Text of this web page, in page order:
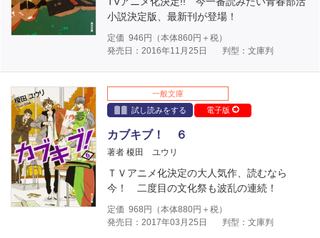
小説決定版、最新刊が登場！
定価 946 円（本体860円＋税）
発売日：2016年11月25日
判型：文庫判
一般文庫
試し読みをする
電子版
カブキブ！ ６
著者 榎田 ユウリ
ＴＶアニメ化決定の大人気作、読むなら
今！ 二度目の文化祭も波乱の連続！
定価 968 円（本体880円＋税）
発売日：2017年03月25日
判型：文庫判